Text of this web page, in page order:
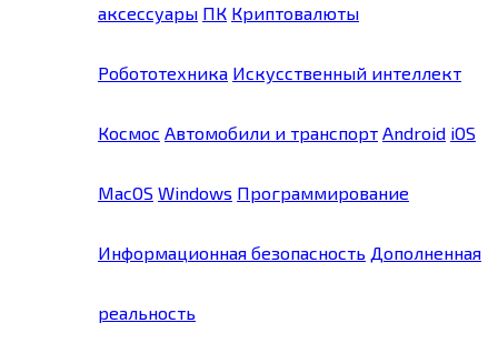
аксессуары ПК Криптовалюты
Робототехника Искусственный интеллект
Космос Автомобили и транспорт Android iOS
MacOS Windows Программирование
Информационная безопасность Дополненная
реальность